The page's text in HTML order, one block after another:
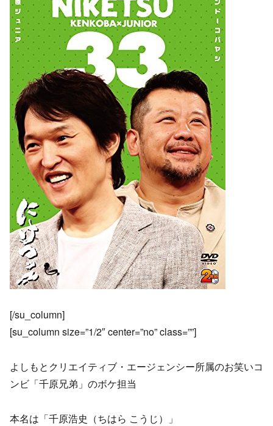
[/su_column]
[su_column size=”1/2″ center=”no” class=””]
よしもとクリエイティブ・エージェンシー所属のお笑いコ
ンビ「千原兄弟」のボケ担当
本名は「千原浩史（ちはら こうじ）」